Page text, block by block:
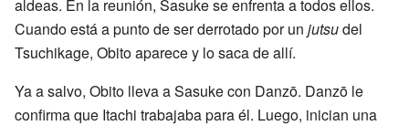
aldeas. En la reunión, Sasuke se enfrenta a todos ellos.
Cuando está a punto de ser derrotado por un jutsudel
Tsuchikage, Obito aparece y lo saca de allí.
Ya a salvo, Obito lleva a Sasuke con Danzō. Danzō le
confirma que Itachi trabajaba para él. Luego, inician una